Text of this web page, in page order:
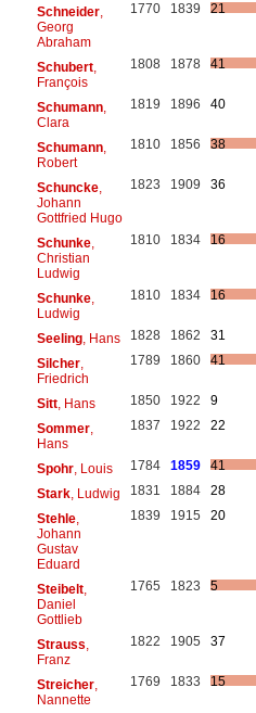
Schneider,
Georg
Abraham
1770 1839 21
Schubert,
François
1808 1878 41
Schumann,
Clara
1819 1896 40
Schumann,
Robert
1810 1856 38
Schuncke,
Johann
Gottfried Hugo
1823 1909 36
Schunke,
Christian
Ludwig
1810 1834 16
Schunke,
Ludwig
1810 1834 16
Seeling, Hans 1828 1862
31
Silcher,
Friedrich
1789 1860 41
Sitt, Hans 1850 1922
9
Sommer,
Hans
1837 1922 22
Spohr, Louis 1784 1859
41
Stark, Ludwig 1831 1884
28
Stehle,
Johann
Gustav
Eduard
1839 1915 20
Steibelt,
Daniel
Gottlieb
1765 1823 5
Strauss
Franz
1822 1905 37
Streicher,
Nannette
1769 1833 15